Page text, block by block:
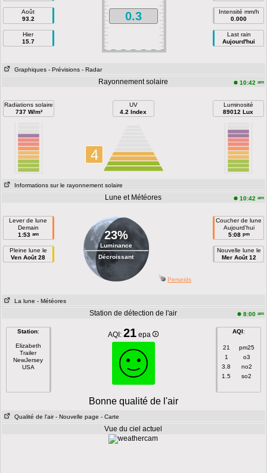
Août
93.2
Hier
15.7
0.3
Intensité mm/h
0.000
Last rain
Aujourd'hui
Graphiques - Prévisions - Radar
Rayonnement solaire 10:42 am
Radiations solaire
737 W/m²
UV
4.2 Index
4
Luminosité
89012 Lux
Informations sur le rayonnement solaire
Lune et Météores 10:42 am
Lever de lune
Demain
1:53 am
Pleine lune le
Ven Août 28
23%
Luminance
Décroissant
Coucher de lune
Aujourd'hui
5:08 pm
Nouvelle lune le
Mer Août 12
Perseids
La lune - Météores
Station de détection de l'air 8:00 am
Station:
Elizabeth
Trailer
NewJersey
USA
AQI:21 epa AQI:
21
pm25
1
o3
3.8
no2
1.5
so2
Bonne qualité de l'air
Qualité de l'air - Nouvelle page - Carte
Vue du ciel actuel